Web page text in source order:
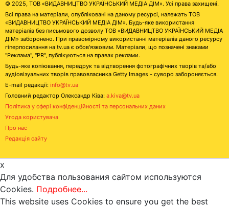
© 2025, ТОВ «ВИДАВНИЦТВО УКРАЇНСЬКИЙ МЕДІА ДІМ». Усі права захищені.
Всі права на матеріали, опубліковані на даному ресурсі, належать ТОВ
«ВИДАВНИЦТВО УКРАЇНСЬКИЙ МЕДІА ДІМ». Будь-яке використання
матеріалів без письмового дозволу ТОВ «ВИДАВНИЦТВО УКРАЇНСЬКИЙ МЕДІА
ДІМ» заборонено. При правомірному використанні матеріалів даного ресурсу
гіперпосилання на tv.ua є обов'язковим. Матеріали, що позначені знаками
"Реклама", "PR", публікуються на правах реклами.
Будь-яке копіювання, передрук та відтворення фотографічних творів та/або
аудіовізуальних творів правовласника Getty Images - суворо забороняється.
E-mail редакції: info@tv.ua
Головний редактор Олександр Ківа: a.kiva@tv.ua
Політика у сфері конфіденційності та персональних даних
Угода користувача
Про нас
Редакція сайту
x
Для удобства пользования сайтом используются
Cookies. Подробнее...
This website uses Cookies to ensure you get the best